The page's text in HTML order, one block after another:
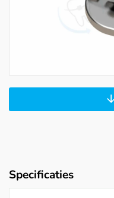
Specificaties